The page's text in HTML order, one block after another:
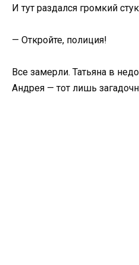
И тут раздался громкий
— Откройте, полиция!
Все замерли. Татьяна в
Андрея — тот лишь